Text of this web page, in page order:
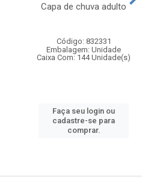
Capa de chuva adulto
Código: 832331
Embalagem: Unidade
Caixa Com: 144 Unidade(s)
Faça seu login ou
cadastre-se para
comprar.